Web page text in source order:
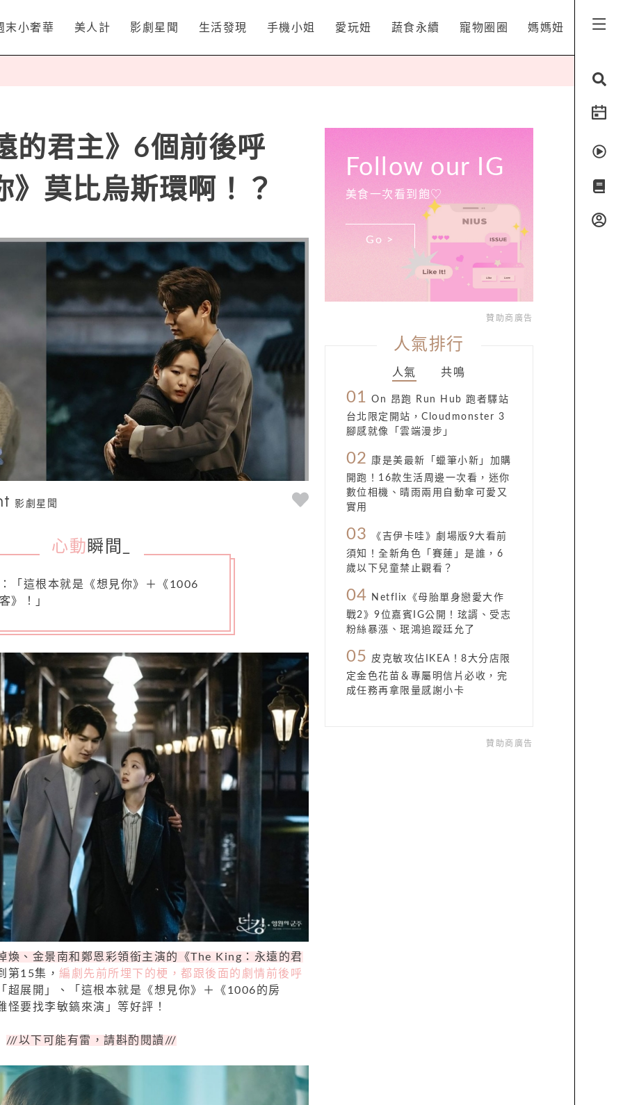
末小奢華 美人計 影劇星聞 生活發現 手機小姐 愛玩妞 蔬食永續 寵物圈圈 媽媽妞
的君主》6個前後呼
》莫比烏斯環啊！？
影劇星聞
心動 瞬間
「這根本就是《想見你》＋《 1006
》！」
煥、金景南和鄭恩彩領銜主演的《The King：永遠的君
第15集， 編劇先前所埋下的梗，都跟後面的劇情前後呼
超展開」、「這根本就是《想見你》＋《 1006 的房
怪要找李敏鎬來演」等好評！
///以下可能有雷，請斟酌閱讀 ///
Follow our IG
美食一次看到飽♡
Go >
贊助商廣告
人氣排行
人氣 共鳴
01 On 昂跑 Run Hub 跑者驛站
台北限定開站，Cloudmonster 3
腳感就像「雲端漫步」
02
康是美最新「蠟筆小新」加購
開跑！16款生活周邊一次看，迷你
數位相機、晴雨兩用自動傘可愛又
實用
03
《吉伊卡哇》劇場版9大看前
須知！全新角色「賽蓮」是誰，6
歲以下兒童禁止觀看？
04
Netflix《母胎單身戀愛大作
戰2》9位嘉賓IG公開！玹諝、受志
粉絲暴漲、珉鴻追蹤廷允了
05
皮克敏攻佔IKEA！8大分店限
定金色花苗＆專屬明信片必收，完
成任務再拿限量感謝小卡
贊助商廣告